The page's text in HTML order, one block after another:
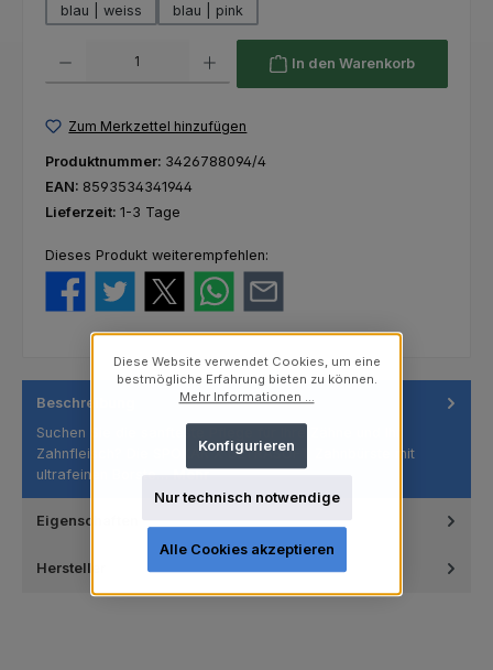
blau | weiss
blau | pink
In den Warenkorb
Zum Merkzettel hinzufügen
Produktnummer: 3426788094/4
EAN: 8593534341944
Lieferzeit: 1-3 Tage
Dieses Produkt weiterempfehlen:
Beschreibung
Suchen Sie die sanfteste Pflege für Ihre Zähne und Ihr
Zahnfleisch? Die SPOKAR X ULTRASOFT Zahnbürste mit
ultrafeinen Borste…
Mehr
Eigenschaften
Hersteller
Diese Website verwendet Cookies, um eine
bestmögliche Erfahrung bieten zu können.
Mehr Informationen ...
Nur technisch notwendige
Konfigurieren
Alle Cookies akzeptieren